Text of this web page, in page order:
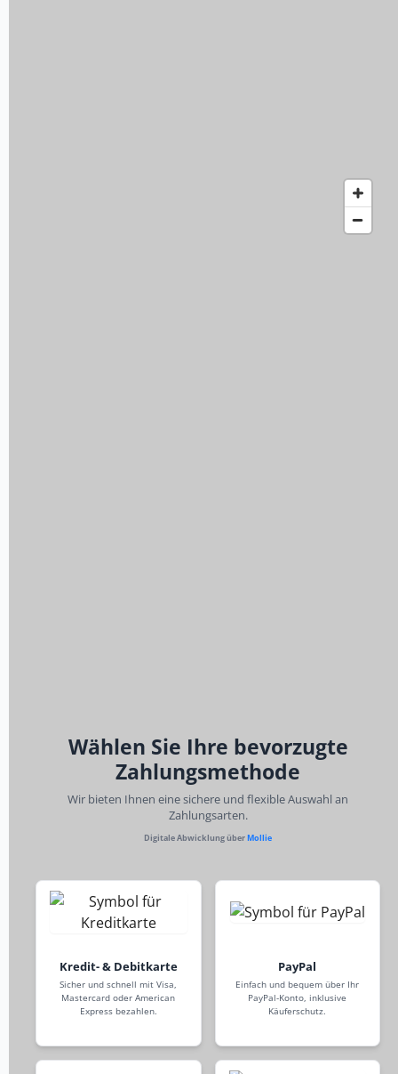
Wählen Sie Ihre bevorzugte
Zahlungsmethode
Wir bieten Ihnen eine sichere und flexible Auswahl an
Zahlungsarten.
Digitale Abwicklung überMollie
Kredit- & Debitkarte
Sicher und schnell mit Visa,
Mastercard oder American
Express bezahlen.
PayPal
Einfach und bequem über Ihr
PayPal-Konto, inklusive
Käuferschutz.